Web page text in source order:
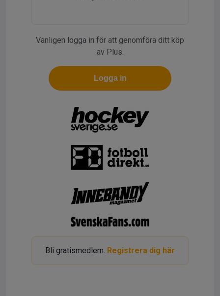
Vänligen logga in för att genomföra ditt köp
av Plus.
Logga in
Bli gratismedlem. Registrera dig här